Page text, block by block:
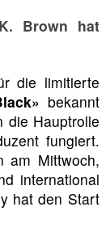
Brown hat
die limitierte
bekannt
die Hauptrolle
fungiert.
am Mittwoch,
international
hat den Start